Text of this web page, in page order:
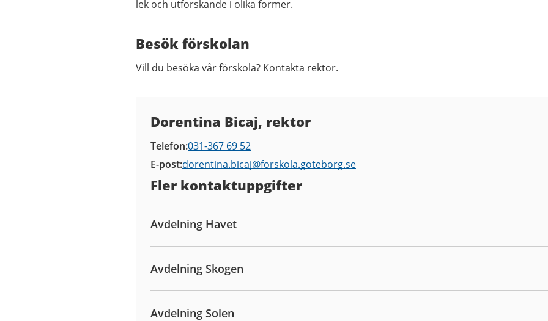
lek och utforskande i olika former.
Besök förskolan
Vill du besöka vår förskola? Kontakta rektor.
Dorentina Bicaj, rektor
Telefon 031-367 69 52
E-post dorentina.bicaj@forskola.goteborg.se
Fler kontaktuppgifter
Avdelning Havet
Avdelning Skogen
Avdelning Solen